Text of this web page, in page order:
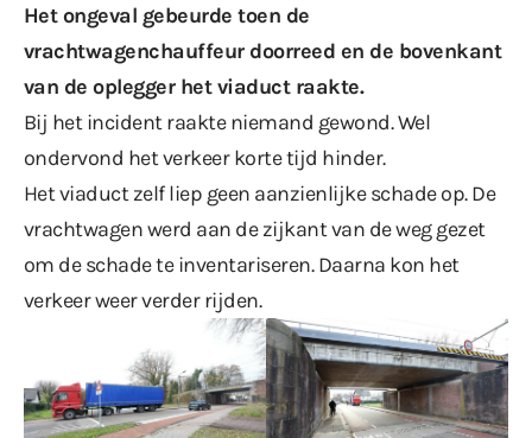
Het ongeval gebeurde toen de
vrachtwagenchauffeur doorreed en de bovenkant
van de oplegger het viaduct raakte.
Bij het incident raakte niemand gewond. Wel
ondervond het verkeer korte tijd hinder.
Het viaduct zelf liep geen aanzienlijke schade op. De
vrachtwagen werd aan de zijkant van de weg gezet
om de schade te inventariseren. Daarna kon het
verkeer weer verder rijden.